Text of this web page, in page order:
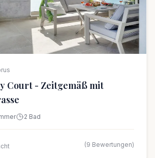
Court - Zeitgemäß mit
2 Bad
(9 Bewertungen)